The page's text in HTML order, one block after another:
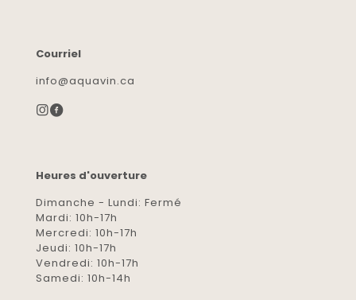
Courriel
info@aquavin.ca
Heures d'ouverture
Dimanche - Lundi: Fermé
Mardi: 10h-17h
Mercredi: 10h-17h
Jeudi: 10h-17h
Vendredi: 10h-17h
Samedi: 10h-14h